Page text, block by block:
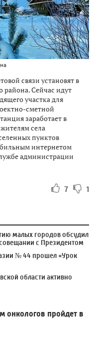
связи установят в
района. Сейчас идут
участка для
сметной
заработает в
села
пунктов
интернетом
администрации
7 1
малых городов обсудил
с Президентом
№ 44 прошел «Урок
области активно
онкологов пройдет в